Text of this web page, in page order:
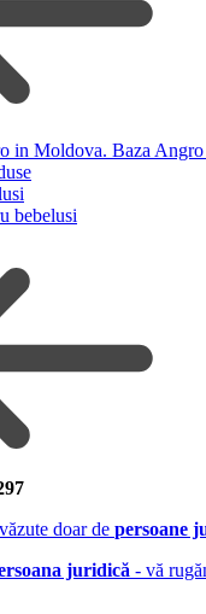
in Moldova. Baza
bebelusi
doar de persoane
juridică - vă